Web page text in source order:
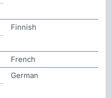
Finnish
French
German